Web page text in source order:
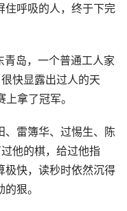
住呼吸的人，终于下完
岛，一个普通工人家
快显露出过人的天
拿了冠军。
、雷簿华、过惕生、陈
他的棋，给过他指
极快，读秒时依然沉得
狠。